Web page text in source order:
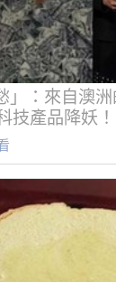
」：來自澳洲
技產品降妖！